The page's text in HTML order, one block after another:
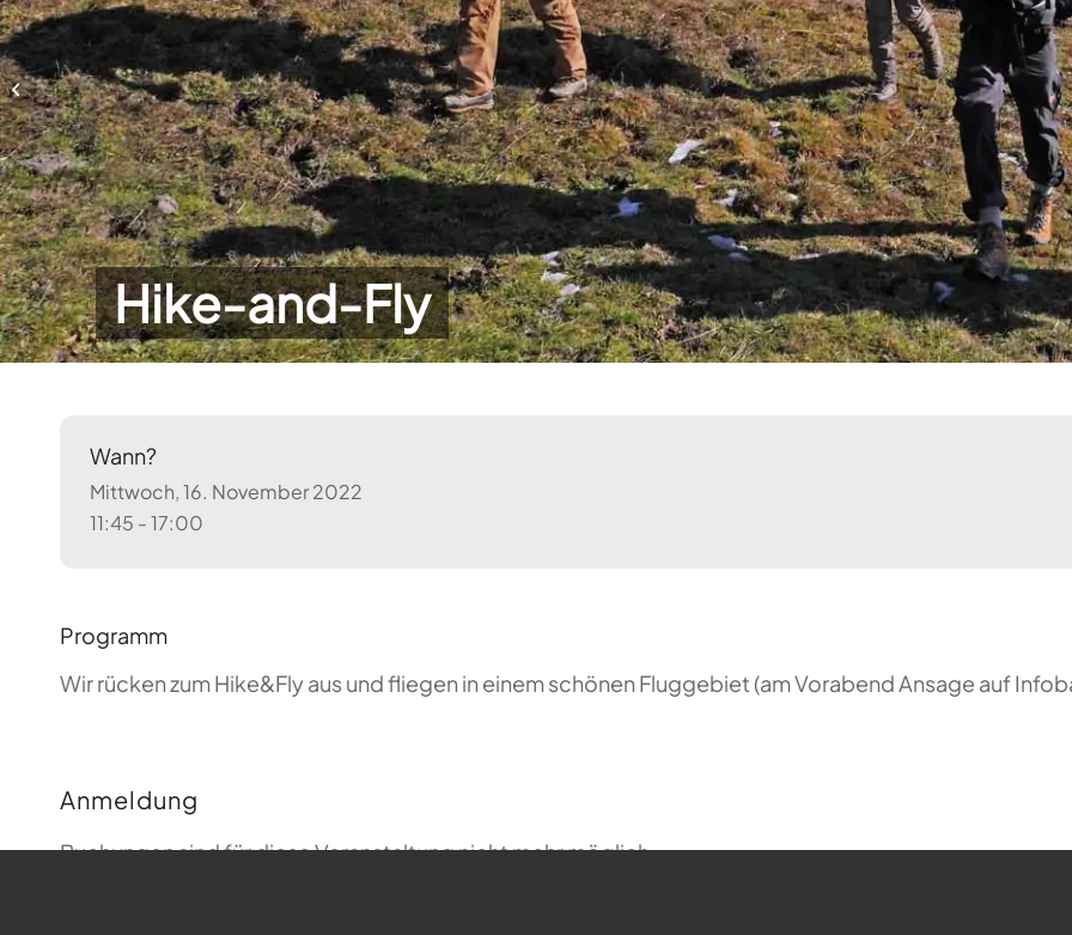
Hike-and-Fly
Wann?
Mittwoch, 16. November 2022
11:45 - 17:00
Programm
Wir rücken zum Hike&Fly aus und fliegen in einem schönen Fluggebiet (am Vorabend Ansage auf
Anmeldung
Buchungen sind für diese Veranstaltung nicht mehr möglich.
Hike-and-Fly